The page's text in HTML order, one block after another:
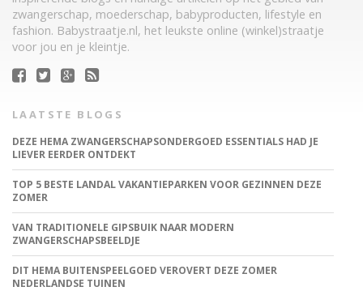
zwangerschap, moederschap, babyproducten, lifestyle en
fashion. Babystraatje.nl, het leukste online (winkel)straatje
voor jou en je kleintje.
LAATSTE BLOGS
DEZE HEMA ZWANGERSCHAPSONDERGOED ESSENTIALS HAD JE
LIEVER EERDER ONTDEKT
TOP 5 BESTE LANDAL VAKANTIEPARKEN VOOR GEZINNEN DEZE
ZOMER
VAN TRADITIONELE GIPSBUIK NAAR MODERN
ZWANGERSCHAPSBEELDJE
DIT HEMA BUITENSPEELGOED VEROVERT DEZE ZOMER
NEDERLANDSE TUINEN